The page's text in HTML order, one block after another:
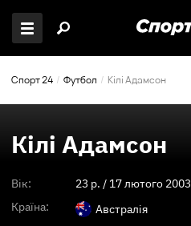
Спорт 24 Футбол Кілі Адамсон
Кілі Адамсон
Вік: 23 p. / 17 лютого 2003
Країна:
Австралія